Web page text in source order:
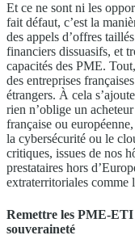
Et ce ne sont ni les
fait défaut, c’est la
des appels d’offres
financiers dissuasifs, et
capacités des PME.
des entreprises
étrangers. À cela
rien n’oblige un
française ou
la cybersécurité ou le
critiques, issues de nos
prestataires hors
extraterritoriales comme
Remettre les PME-
souveraineté